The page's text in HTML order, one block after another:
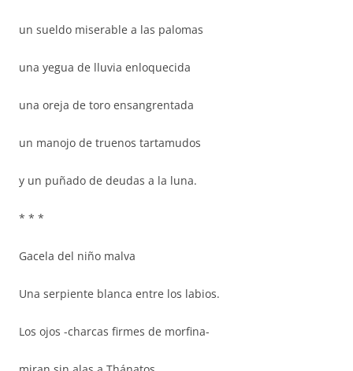
un sueldo miserable a las palomas
una yegua de lluvia enloquecida
una oreja de toro ensangrentada
un manojo de truenos tartamudos
y un puñado de deudas a la luna.
* * *
Gacela del niño malva
Una serpiente blanca entre los labios.
Los ojos -charcas firmes de morfina-